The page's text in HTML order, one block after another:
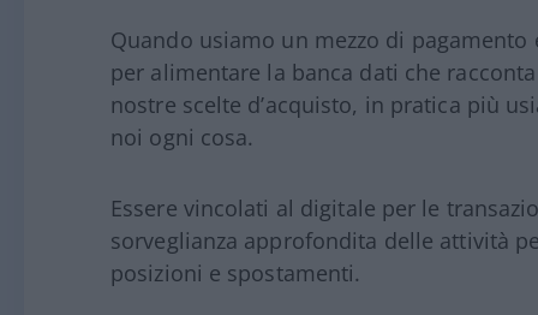
Quando usiamo un mezzo di
per alimentare la banca dati che
nostre scelte d’acquisto, in pratica più
noi ogni cosa.
Essere vincolati al digitale per le
sorveglianza approfondita delle attività
posizioni e spostamenti.